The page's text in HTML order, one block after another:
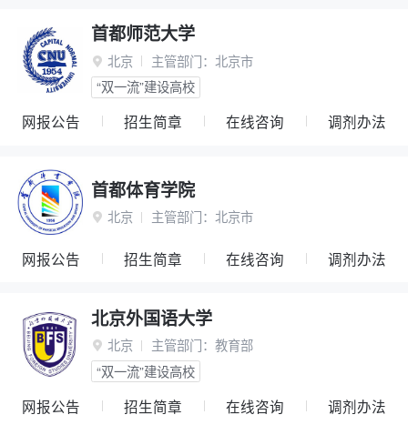
首都师范大学
 北京 主管部门： 北京市
“双一流”建设高校
网报公告 招生简章 在线咨询 调剂办法
首都体育学院
 北京 主管部门： 北京市
网报公告 招生简章 在线咨询 调剂办法
北京外国语大学
 北京 主管部门： 教育部
“双一流”建设高校
网报公告 招生简章 在线咨询 调剂办法